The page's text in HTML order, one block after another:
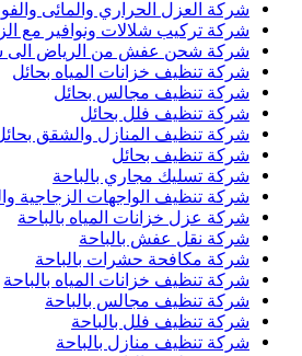
شركة العزل الحراري والمائى
شركة تركيب شلالات ونوافير مع
شركة شحن عفش من الرياض الى
شركة تنظيف خزانات المياه بحائل
شركة تنظيف مجالس بحائل
شركة تنظيف فلل بحائل
شركة تنظيف المنازل والشقق
شركة تنظيف بحائل
شركة تسليك مجاري بالباحة
شركة تنظيف الواجهات الزجاجية
شركة عزل خزانات المياه بالباحة
شركة نقل عفش بالباحة
شركة مكافحة حشرات بالباحة
شركة تنظيف خزانات المياه بالباحة
شركة تنظيف مجالس بالباحة
شركة تنظيف فلل بالباحة
شركة تنظيف منازل بالباحة